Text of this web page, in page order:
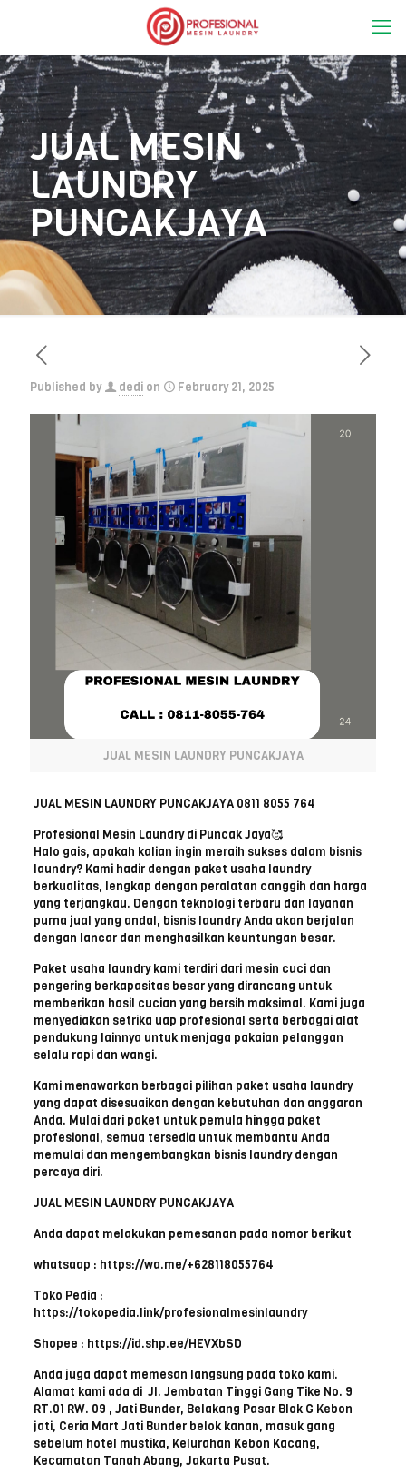
JUAL MESIN
LAUNDRY
PUNCAKJAYA
Published by dedi on February 21, 2025
JUAL MESIN LAUNDRY PUNCAKJAYA
JUAL MESIN LAUNDRY PUNCAKJAYA 0811 8055 764
Profesional Mesin Laundry di Puncak Jaya🥰
Halo gais, apakah kalian ingin meraih sukses dalam bisnis
laundry? Kami hadir dengan paket usaha laundry
berkualitas, lengkap dengan peralatan canggih dan harga
yang terjangkau. Dengan teknologi terbaru dan layanan
purna jual yang andal, bisnis laundry Anda akan berjalan
dengan lancar dan menghasilkan keuntungan besar.
Paket usaha laundry kami terdiri dari mesin cuci dan
pengering berkapasitas besar yang dirancang untuk
memberikan hasil cucian yang bersih maksimal. Kami juga
menyediakan setrika uap profesional serta berbagai alat
pendukung lainnya untuk menjaga pakaian pelanggan
selalu rapi dan wangi.
Kami menawarkan berbagai pilihan paket usaha laundry
yang dapat disesuaikan dengan kebutuhan dan anggaran
Anda. Mulai dari paket untuk pemula hingga paket
profesional, semua tersedia untuk membantu Anda
memulai dan mengembangkan bisnis laundry dengan
percaya diri.
JUAL MESIN LAUNDRY PUNCAKJAYA
Anda dapat melakukan pemesanan pada nomor berikut
whatsaap : https://wa.me/+628118055764
Toko Pedia :
https://tokopedia.link/profesionalmesinlaundry
Shopee : https://id.shp.ee/HEVXbSD
Anda juga dapat memesan langsung pada toko kami.
Alamat kami ada di Jl. Jembatan Tinggi Gang Tike No. 9
RT.01 RW. 09 , Jati Bunder, Belakang Pasar Blok G Kebon
jati, Ceria Mart Jati Bunder belok kanan, masuk gang
sebelum hotel mustika, Kelurahan Kebon Kacang,
Kecamatan Tanah Abang, Jakarta Pusat.